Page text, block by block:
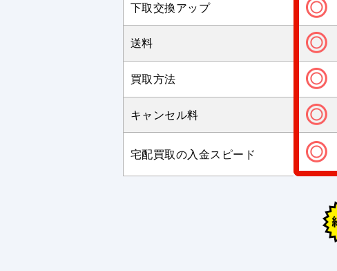
下取交換アップ
送料
買取方法
キャンセル料
宅配買取の入金スピード